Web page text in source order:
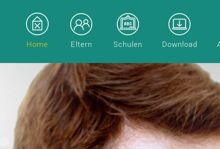
Home Eltern Schulen Download